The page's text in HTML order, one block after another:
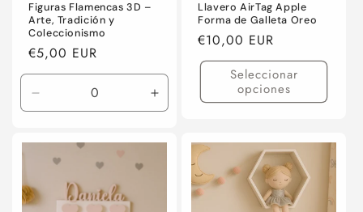
Figuras Flamencas 3D –
Arte, Tradición y
Coleccionismo
Precio
habitual
€5,00 EUR
cantidad
Default
Title
Aumentar
cantidad
Llavero AirTag Apple
Forma de Galleta Oreo
Precio
habitual
€10,00 EUR
Seleccionar
opciones